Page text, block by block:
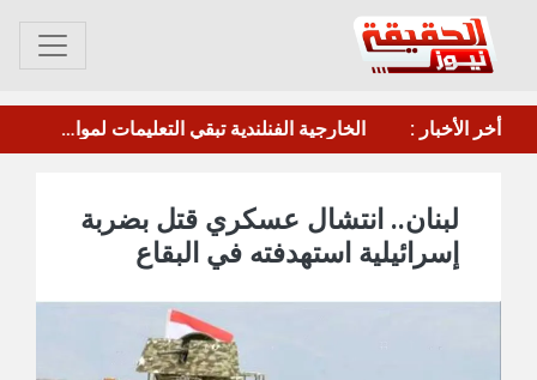
أخر الأخبار : مجلس الدفاع الوطني يقر الرد الحازم على هجمات الحوثيين ويرفع الجاهزية القصوى
لبنان.. انتشال عسكري قتل بضربة
إسرائيلية استهدفته في البقاع